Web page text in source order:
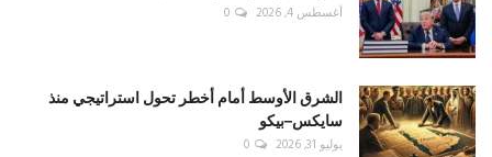
أغسطس 4, 2026 0
الشرق الأوسط أمام أخطر تحول استراتيجي منذ
سايكس–بيكو
يوليو 31, 2026 0